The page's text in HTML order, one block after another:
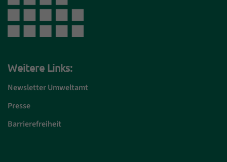
Weitere Links:
Newsletter Umweltamt
Presse
Barrierefreiheit